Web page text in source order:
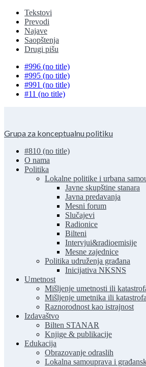
Tekstovi
Prevodi
Najave
Saopštenja
Drugi pišu
#996 (no title)
#995 (no title)
#991 (no title)
#11 (no title)
Grupa za konceptualnu politiku
#810 (no title)
O nama
Politika
Lokalne politike i urbana
Javne skupštine stanara
Javna predavanja
Mesni forum
Slučajevi
Radionice
Bilteni
Intervjui&radioemisije
Mesne zajednice
Politika udruženja građana
Inicijativa NKSNS
Umetnost
Mišljenje umetnosti ili
Mišljenje umetnika ili katastrofa
Raznorodnost kao istrajnost
Izdavaštvo
Bilten STANAR
Knjige & publikacije
Edukacija
Obrazovanje odraslih
Lokalna samouprava i